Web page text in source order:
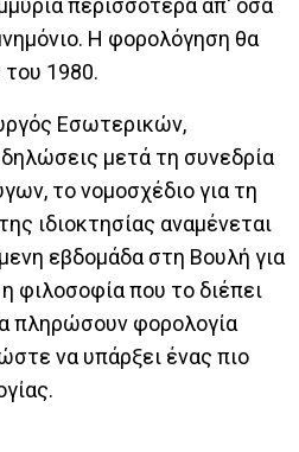
περισσότερα απ' όσα
Η φορολόγηση θα
του 1980.
Εσωτερικών,
μετά τη συνεδρία
το νομοσχέδιο για τη
ιδιοκτησίας αναμένεται
εβδομάδα στη Βουλή για
φιλοσοφία που το διέπει
πληρώσουν φορολογία
να υπάρξει ένας πιο